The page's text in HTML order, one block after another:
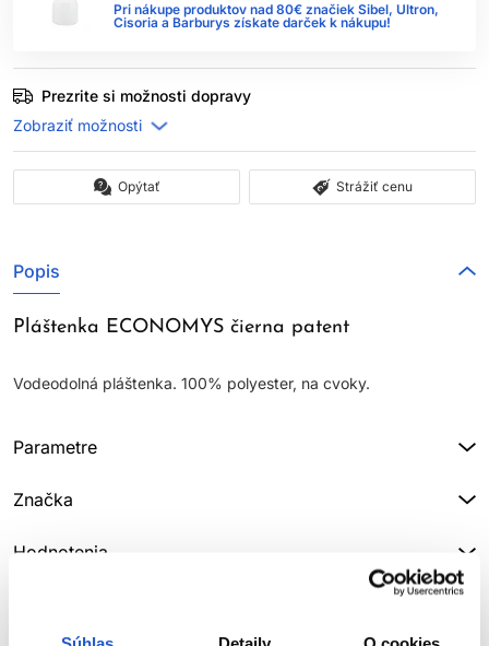
Pri nákupe produktov nad 80€ značiek Sibel, Ultron,
Cisoria a Barburys získate darček k nákupu!
Prezrite si možnosti dopravy
Opýtať Strážiť cenu
Popis
Pláštenka ECONOMYS čierna patent
Vodeodolná pláštenka. 100% polyester, na cvoky.
Parametre
Značka
Hodnotenia